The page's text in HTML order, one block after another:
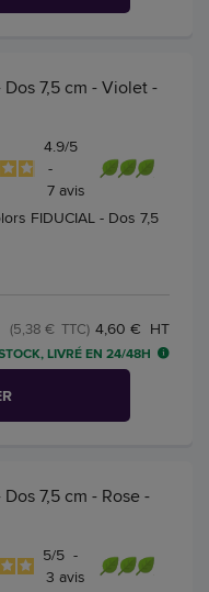
7,5 cm - Violet -
4.9/5
-
7 avis
FIDUCIAL - Dos 7,5
4,60 € HT
(5,38 € TTC)
LIVRÉ EN 24/48H
7,5 cm - Rose -
5/5 -
3 avis